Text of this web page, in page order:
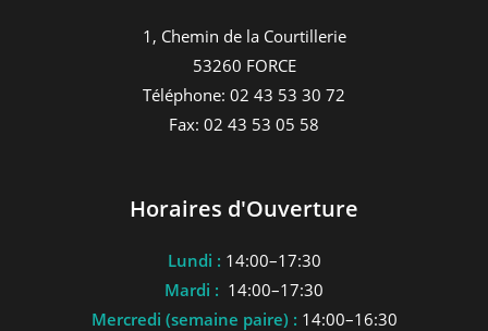
1, Chemin de la Courtillerie
53260 FORCE
Téléphone: 02 43 53 30 72
Fax: 02 43 53 05 58
Horaires d'Ouverture
Lundi : 14:00–17:30
Mardi : 14:00–17:30
Mercredi (semaine paire) : 14:00–16:30